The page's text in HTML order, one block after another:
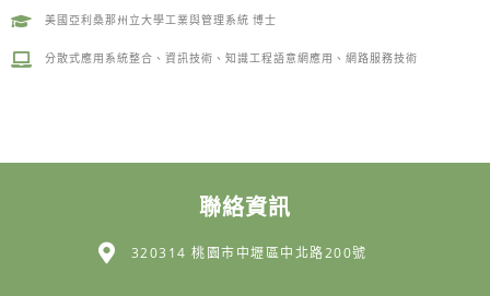
美國亞利桑那州立大學工業與管理系統 博士
分散式應用系統整合、資訊技術、知識工程語意網應用、網路服務技術
聯絡資訊
320314 桃園市中壢區中北路200號